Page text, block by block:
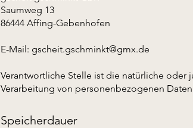
Saumweg 13
86444 Affing-Gebenhofen
E-Mail: gscheit.gschminkt@gmx.de
Verantwortliche Stelle ist die natürliche
Verarbeitung von personenbezogenen
Speicherdauer